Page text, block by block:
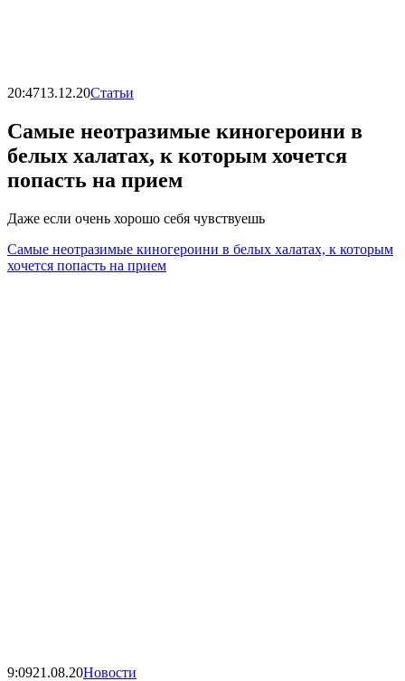
20:4713.12.20Статьи
Самые неотразимые киногероини в
белых халатах, к которым хочется
попасть на прием
Даже если очень хорошо себя чувствуешь
Самые неотразимые киногероини в белых халатах, к которым
хочется попасть на прием
9:0921.08.20Новости